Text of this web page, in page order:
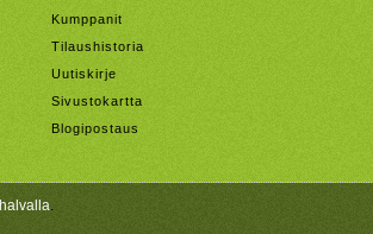
Kumppanit
Tilaushistoria
Uutiskirje
Sivustokartta
Blogipostaus
.